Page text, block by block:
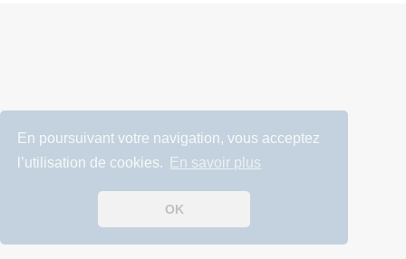
En poursuivant votre navigation, vous acceptez
l’utilisation de cookies.
En savoir plus
OK